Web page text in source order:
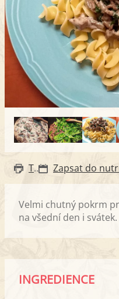
Tisk
Velmi chutný pokrm
na všední den i svátek.
INGREDIENCE